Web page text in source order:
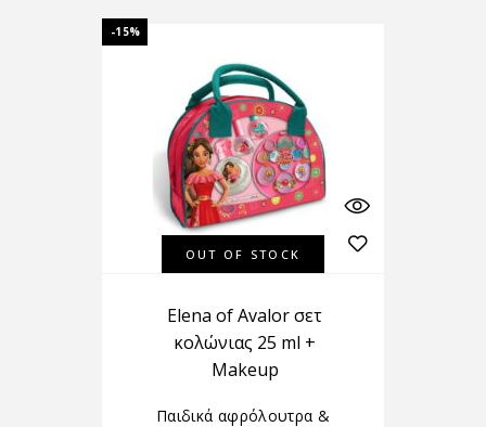
-15%
OUT OF STOCK
Elena of Avalor σετ
κολώνιας 25 ml +
Makeup
Παιδικά αφρόλουτρα &